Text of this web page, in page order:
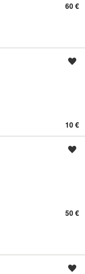
60 €
10 €
50 €